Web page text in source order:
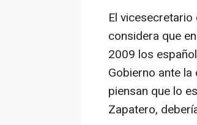
El
considera que
2009 los
Gobierno ante
piensan que lo
Zapatero,